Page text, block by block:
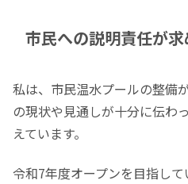
市民への説明責任が
私は、市民温水プールの整備
の現状や見通しが十分に伝わ
えています。
令和7年度オープンを目指し